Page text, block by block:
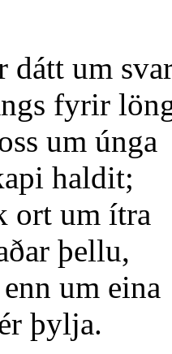
dátt um
fyrir
um únga
haldit;
ort um ítra
þellu,
um eina
þylja.